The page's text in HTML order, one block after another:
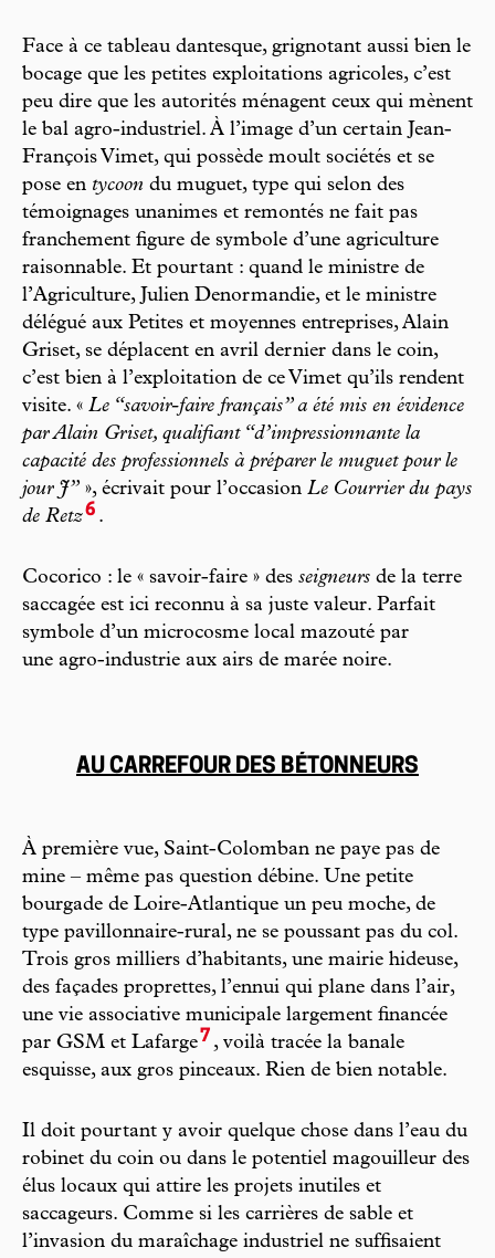
Face à ce tableau dantesque, grignotant aussi bien le
bocage que les petites exploitations agricoles, c’est
peu dire que les autorités ménagent ceux qui mènent
le bal agro-industriel. À l’image d’un certain Jean-
François Vimet, qui possède moult sociétés et se
pose en tycoon du muguet, type qui selon des
témoignages unanimes et remontés ne fait pas
franchement figure de symbole d’une agriculture
raisonnable. Et pourtant : quand le ministre de
l’Agriculture, Julien Denormandie, et le ministre
délégué aux Petites et moyennes entreprises, Alain
Griset, se déplacent en avril dernier dans le coin,
c’est bien à l’exploitation de ce Vimet qu’ils rendent
visite. « Le “savoir-faire français” a été mis en évidence
par Alain Griset, qualifiant “d’impressionnante la
capacité des professionnels à préparer le muguet pour le
jour J” », écrivait pour l’occasion Le Courrier du pays
de Retz6 .
Cocorico : le « savoir-faire » des seigneurs de la terre
saccagée est ici reconnu à sa juste valeur. Parfait
symbole d’un microcosme local mazouté par
une agro-industrie aux airs de marée noire.
AU CARREFOUR DES BÉTONNEURS
À première vue, Saint-Colomban ne paye pas de
mine – même pas question débine. Une petite
bourgade de Loire-Atlantique un peu moche, de
type pavillonnaire-rural, ne se poussant pas du col.
Trois gros milliers d’habitants, une mairie hideuse,
des façades proprettes, l’ennui qui plane dans l’air,
une vie associative municipale largement financée
par GSM et Lafarge7 , voilà tracée la banale
esquisse, aux gros pinceaux. Rien de bien notable.
Il doit pourtant y avoir quelque chose dans l’eau du
robinet du coin ou dans le potentiel magouilleur des
élus locaux qui attire les projets inutiles et
saccageurs. Comme si les carrières de sable et
l’invasion du maraîchage industriel ne suffisaient